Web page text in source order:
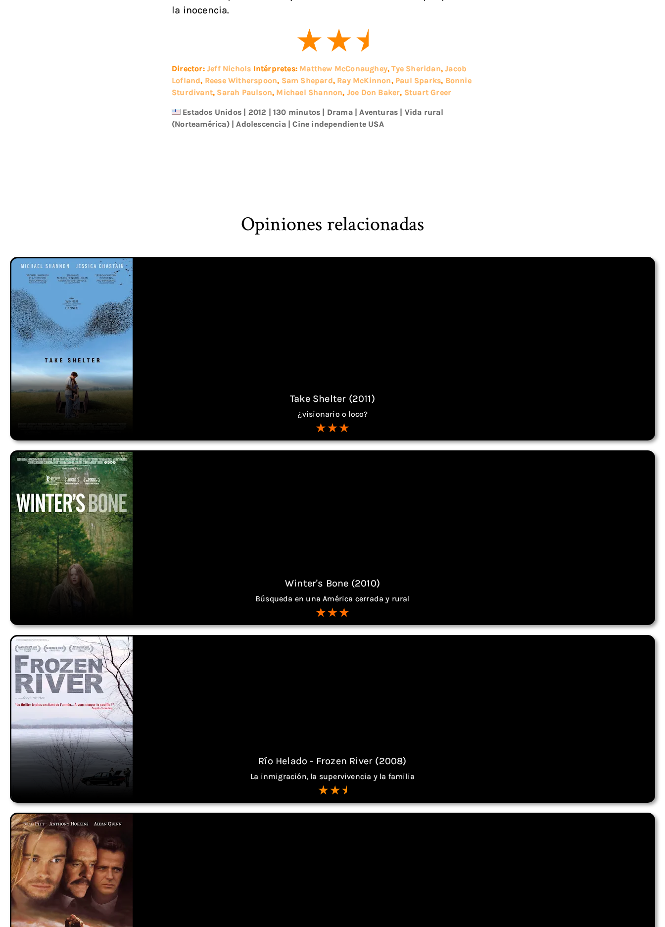
la inocencia.
Director: Jeff Nichols Intérpretes: Matthew McConaughey,Tye Sheridan,Jacob
Lofland, Reese Witherspoon, Sam Shepard, Ray McKinnon, Paul Sparks, Bonnie
Sturdivant, Sarah Paulson, Michael Shannon, Joe Don Baker, Stuart Greer
Estados Unidos | 2012 | 130 minutos | Drama|Aventuras | Vida rural
(Norteamérica)|Adolescencia|Cine independiente USA
Opiniones relacionadas
Take Shelter (2011)
¿visionario o loco?
Winter's Bone (2010)
Búsqueda en una América cerrada y rural
Río Helado - Frozen River (2008)
La inmigración, la supervivencia y la familia